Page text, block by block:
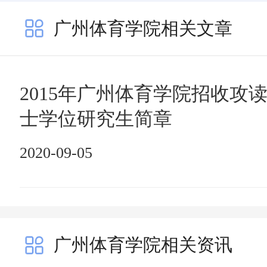
广州体育学院相关文章
2015年广州体育学院招收攻
士学位研究生简章
2020-09-05
广州体育学院相关资讯